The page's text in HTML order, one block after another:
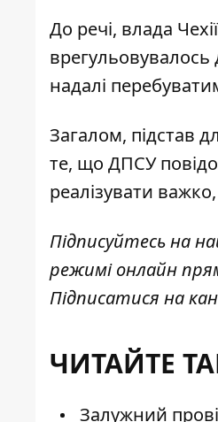
До речі, влада
врегульовувалось
надалі
Загалом, підстав
те, що ДПСУ
реалізувати важко
Підписуйтесь на
режимі онлайн
Підписатися на
ЧИТАЙТЕ
Залужний